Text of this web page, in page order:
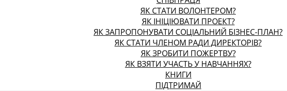
ЯК СТАТИ ВОЛОНТЕРОМ?
ЯК ІНІЦІЮВАТИ ПРОЕКТ?
ЯК ЗАПРОПОНУВАТИ СОЦІАЛЬНИЙ БІЗНЕС-ПЛАН?
ЯК СТАТИ ЧЛЕНОМ РАДИ ДИРЕКТОРІВ?
ЯК ЗРОБИТИ ПОЖЕРТВУ?
ЯК ВЗЯТИ УЧАСТЬ У НАВЧАННЯХ?
КНИГИ
ПІДТРИМАЙ